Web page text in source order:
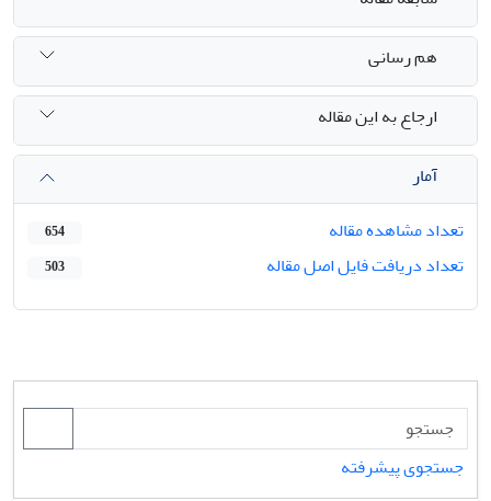
هم رسانی
ارجاع به این مقاله
آمار
تعداد مشاهده مقاله
654
تعداد دریافت فایل اصل مقاله 503
جستجوی پیشرفته